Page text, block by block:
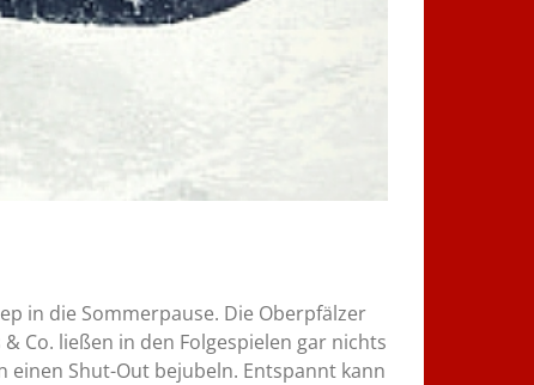
in die Sommerpause. Die Oberpfälzer
Co. ließen in den Folgespielen gar nichts
einen Shut-Out bejubeln. Entspannt kann